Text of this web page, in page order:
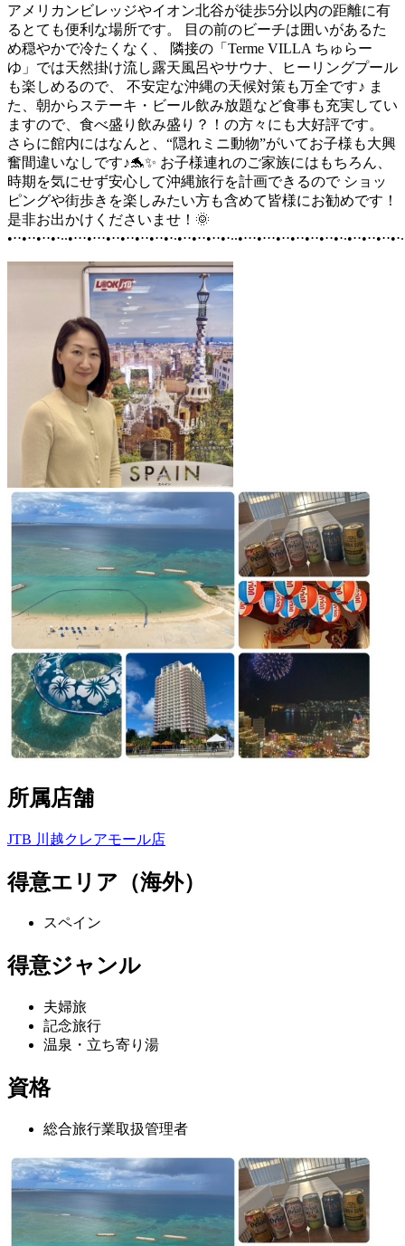
アメリカンビレッジやイオン北谷が徒歩5分以内の距離に有
るとても便利な場所です。 目の前のビーチは囲いがあるた
め穏やかで冷たくなく、 隣接の「Terme VILLA ちゅらー
ゆ」では天然掛け流し露天風呂やサウナ、ヒーリングプール
も楽しめるので、 不安定な沖縄の天候対策も万全です♪ ま
た、朝からステーキ・ビール飲み放題など食事も充実してい
ますので、食べ盛り飲み盛り？！の方々にも大好評です。
さらに館内にはなんと、“隠れミニ動物”がいてお子様も大興
奮間違いなしです♪🐬✨ お子様連れのご家族にはもちろん、
時期を気にせず安心して沖縄旅行を計画できるので ショッ
ピングや街歩きを楽しみたい方も含めて皆様にお勧めです！
是非お出かけくださいませ！🌞
所属店舗
JTB 川越クレアモール店
得意エリア（海外）
スペイン
得意ジャンル
夫婦旅
記念旅行
温泉・立ち寄り湯
資格
総合旅行業取扱管理者